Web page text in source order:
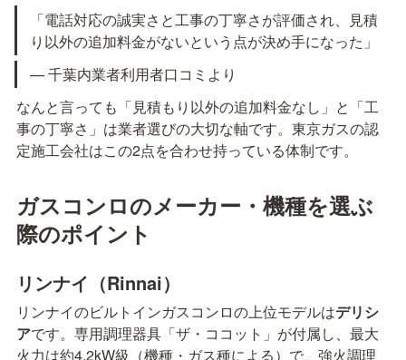
「電話対応の誠実さと工事の丁寧さが評価され、見積
り以外の追加料金がないという点が決め手になった」
— 千葉内業者利用者口コミより
なんと言っても「見積もり以外の追加料金なし」と「工
事の丁寧さ」は業者選びの大切な軸です。東京ガスの認
定施工会社はこの2点を合わせ持っている体制です。
ガスコンロのメーカー・機種を選ぶ
際のポイント
リンナイ（Rinnai）
リンナイのビルトインガスコンロの上位モデルはデリシ
アです。専用調理器具「ザ・ココット」が付属し、最大
火力は約4.2kW級（機種・ガス種による）で、強火調理